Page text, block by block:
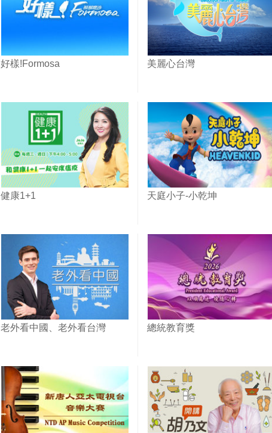
好樣!Formosa 美麗心台灣
健康1+1 天庭小子-小乾坤
老外看中國、老外看台灣 總統教育獎